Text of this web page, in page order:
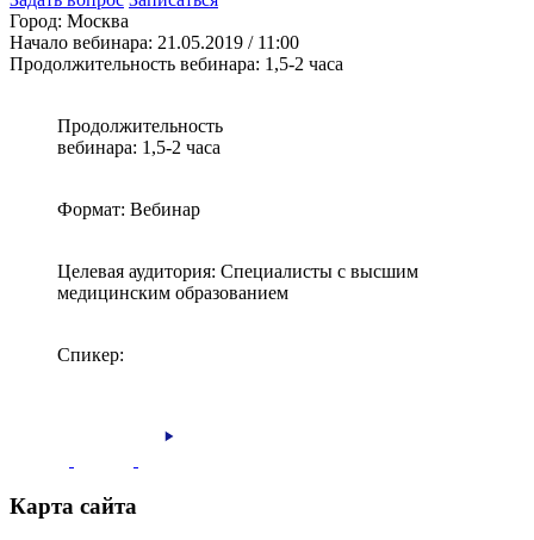
Город: Москва
Начало вебинара: 21.05.2019 / 11:00
Продолжительность вебинара: 1,5-2 часа
Продолжительность
вебинара: 1,5-2 часа
Формат: Вебинар
Целевая аудитория: Специалисты с высшим
медицинским образованием
Спикер:
Карта сайта